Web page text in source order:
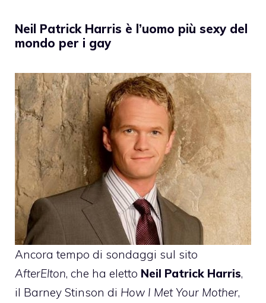
Neil Patrick Harris è l’uomo più sexy del
mondo per i gay
Ancora tempo di sondaggi sul sito
AfterElton, che ha eletto Neil Patrick Harris,
il Barney Stinson di How I Met Your Mother,